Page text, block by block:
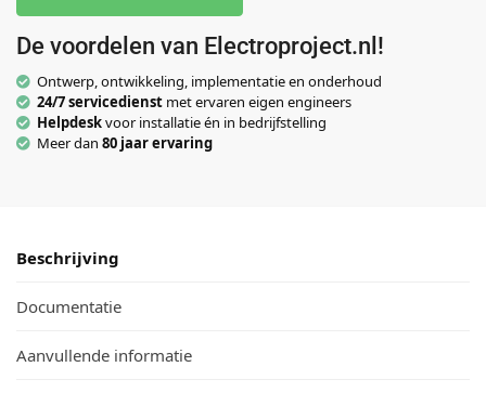
De voordelen van Electroproject.nl!
Ontwerp, ontwikkeling, implementatie en onderhoud
24/7 servicedienst met ervaren eigen engineers
Helpdeskvoor installatie én in bedrijfstelling
Meer dan 80 jaar ervaring
Beschrijving
Documentatie
Aanvullende informatie